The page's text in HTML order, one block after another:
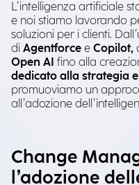
L’intelligenza artificiale
e noi stiamo lavorando
soluzioni per i clienti.
di Agentforce e Copilot,
Open AI fino alla
dedicato alla strategia e
promuoviamo un
all’adozione
Change
l’adozione